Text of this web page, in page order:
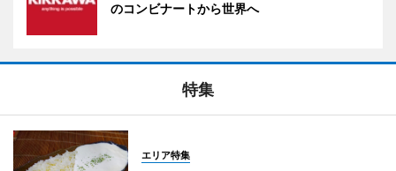
のコンビナートから世界へ
特集
エリア特集